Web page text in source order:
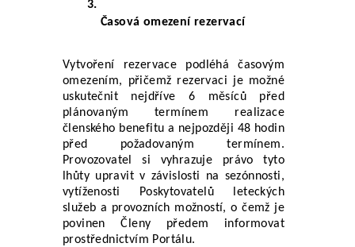
Časová omezení rezervací
Vytvoření rezervace podléhá časovým
omezením, přičemž rezervaci je možné
uskutečnit nejdříve 6 měsíců před
plánovaným termínem realizace
členského benefitu a nejpozději 48 hodin
před požadovaným termínem.
Provozovatel si vyhrazuje právo tyto
lhůty upravit v závislosti na sezónnosti,
vytíženosti Poskytovatelů leteckých
služeb a provozních možností, o čemž je
povinen Členy předem informovat
prostřednictvím Portálu.